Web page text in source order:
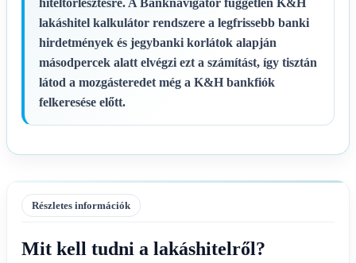
lakáshitel kalkulátor rendszere a legfrissebb banki
hirdetmények és jegybanki korlátok alapján
másodpercek alatt elvégzi ezt a számítást, így tisztán
látod a mozgásteredet még a K&H bankfiók
felkeresése előtt.
Részletes információk
Mit kell tudni a lakáshitelről?